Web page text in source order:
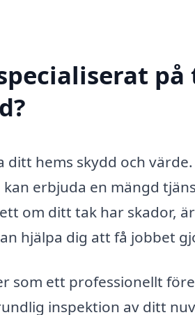
på
hems skydd och
kan erbjuda en mängd
om ditt tak har skador,
hjälpa dig att få jobbet
som ett professionellt
inspektion av ditt